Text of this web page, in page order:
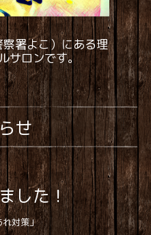
署よこ）にある理
サロンです。
せ
した！
れ対策」